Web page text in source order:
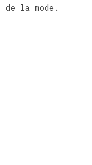
de la mode.